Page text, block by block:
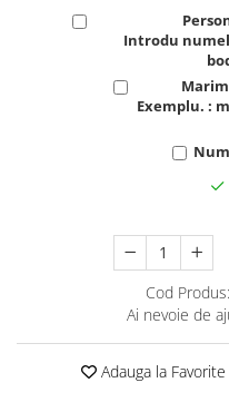
Introdu
Exemplu. :
Cod Produs:
Ai nevoie de
Adauga la Favorite